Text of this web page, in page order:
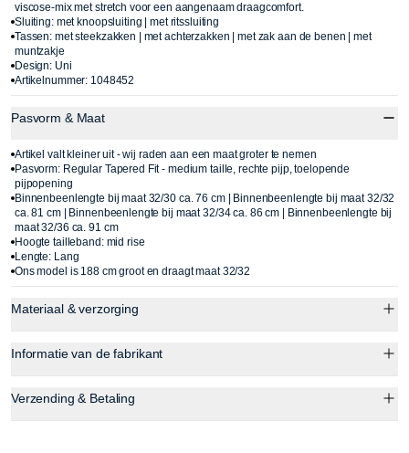
viscose-mix met stretch voor een aangenaam draagcomfort.
Sluiting: met knoopsluiting | met ritssluiting
Tassen: met steekzakken | met achterzakken | met zak aan de benen | met
muntzakje
Design: Uni
Artikelnummer: 1048452
Pasvorm & Maat
Artikel valt kleiner uit - wij raden aan een maat groter te nemen
Pasvorm: Regular Tapered Fit - medium taille, rechte pijp, toelopende
pijpopening
Binnenbeenlengte bij maat 32/30 ca. 76 cm | Binnenbeenlengte bij maat 32/32
ca. 81 cm | Binnenbeenlengte bij maat 32/34 ca. 86 cm | Binnenbeenlengte bij
maat 32/36 ca. 91 cm
Hoogte tailleband: mid rise
Lengte: Lang
Ons model is 188 cm groot en draagt maat 32/32
Materiaal & verzorging
Informatie van de fabrikant
Verzending & Betaling